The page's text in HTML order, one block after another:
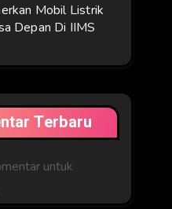
Mobil Listrik
Depan Di IIMS
Terbaru
untuk